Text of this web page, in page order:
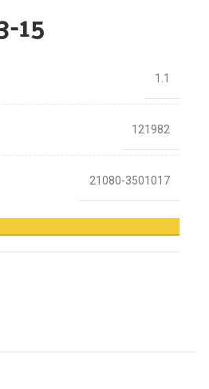
15
1.1
121982
21080-3501017